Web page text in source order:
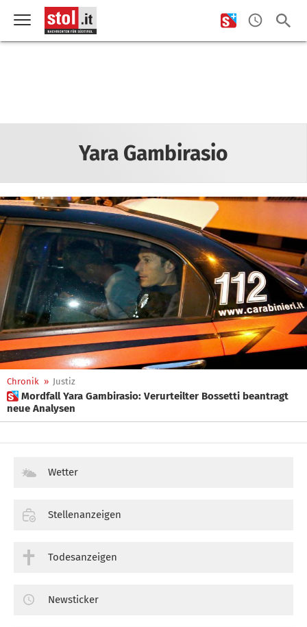
Yara Gambirasio
Chronik » Justiz
 Mordfall Yara Gambirasio: Verurteilter Bossetti beantragt
neue Analysen
Wetter
Stellenanzeigen
Todesanzeigen
Newsticker